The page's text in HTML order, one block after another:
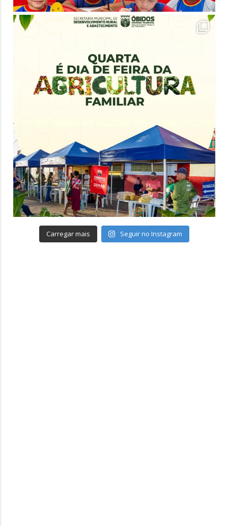
Carregar mais Seguir no Instagram